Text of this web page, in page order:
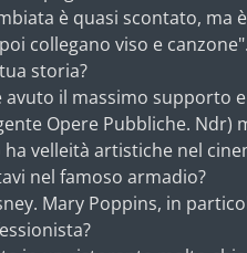
è quasi scontato,
collegano viso e canzone".
storia?
il massimo supporto
Opere Pubbliche.
velleità artistiche nel
nel famoso armadio?
Mary Poppins, in